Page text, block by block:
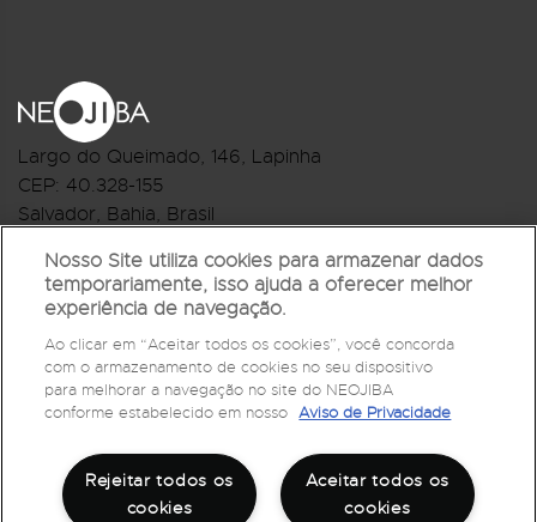
Largo do Queimado, 146, Lapinha
CEP: 40.328-155
Salvador, Bahia, Brasil
R.Monte Castelo Nº 62, Bairro Barbalho
CEP: 40.301-210
Salvador, Bahia, Brasil
Telefone:(71) 3032-1073
Nosso Site utiliza cookies para armazenar dados
temporariamente, isso ajuda a oferecer melhor
experiência de navegação.
Ao clicar em “Aceitar todos os cookies”, você concorda
com o armazenamento de cookies no seu dispositivo
para melhorar a navegação no site do NEOJIBA
conforme estabelecido em nosso Aviso de Privacidade
Aceitar todos os
cookies
Rejeitar todos os
cookies